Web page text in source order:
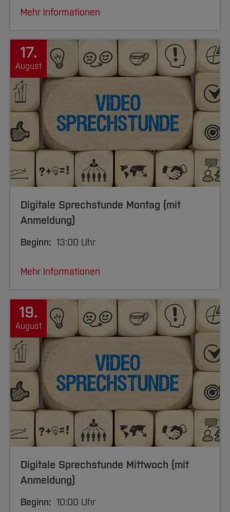
Mehr Informationen
17.
August
Digitale Sprechstunde Montag (mit
Anmeldung)
Beginn: 13:00 Uhr
Mehr Informationen
19.
August
Digitale Sprechstunde Mittwoch (mit
Anmeldung)
Beginn: 10:00 Uhr